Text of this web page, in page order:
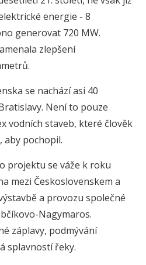
energie - 8
generovat 720 MW.
zlepšení
se nachází asi 40
Není to pouze
vodních staveb, které člověk
aby pochopil.
projektu se váže k roku
mezi Československem a
a provozu společné
Nagymaros.
záplavy, podmývání
splavností řeky.